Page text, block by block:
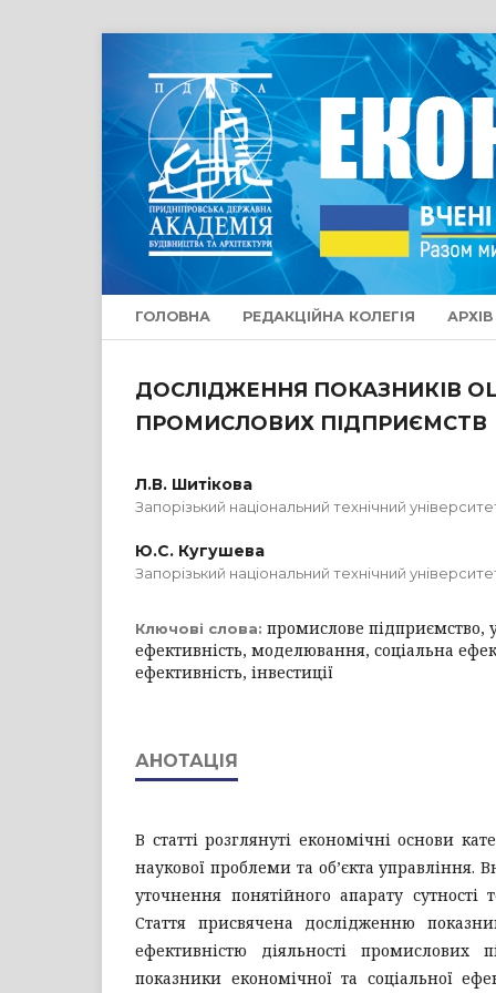
ГОЛОВНА РЕДАКЦІЙНА КОЛЕГІЯ АРХІВ
ДОСЛІДЖЕННЯ ПОКАЗНИКІВ
ПРОМИСЛОВИХ ПІДПРИЄМСТВ
Л.В. Шитікова
Запорізький національний технічний
Ю.С. Кугушева
Запорізький національний технічний
Ключові слова: промислове підприємство,
ефективність, моделювання, соціальна
ефективність, інвестиції
АНОТАЦІЯ
В статті розглянуті економічні основи
наукової проблеми та об’єкта управління.
уточнення понятійного апарату сутності
Стаття присвячена дослідженню
ефективністю діяльності промислових
показники економічної та соціальної